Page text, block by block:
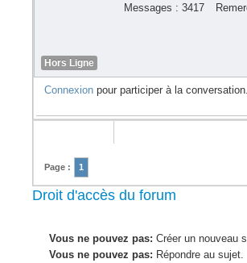
Messages : 3417
Hors Ligne
Connexion pour participer à la conversation.
Page : 1
Droit d'accès du forum
Vous ne pouvez pas: Créer un nouveau
Vous ne pouvez pas: Répondre au sujet.